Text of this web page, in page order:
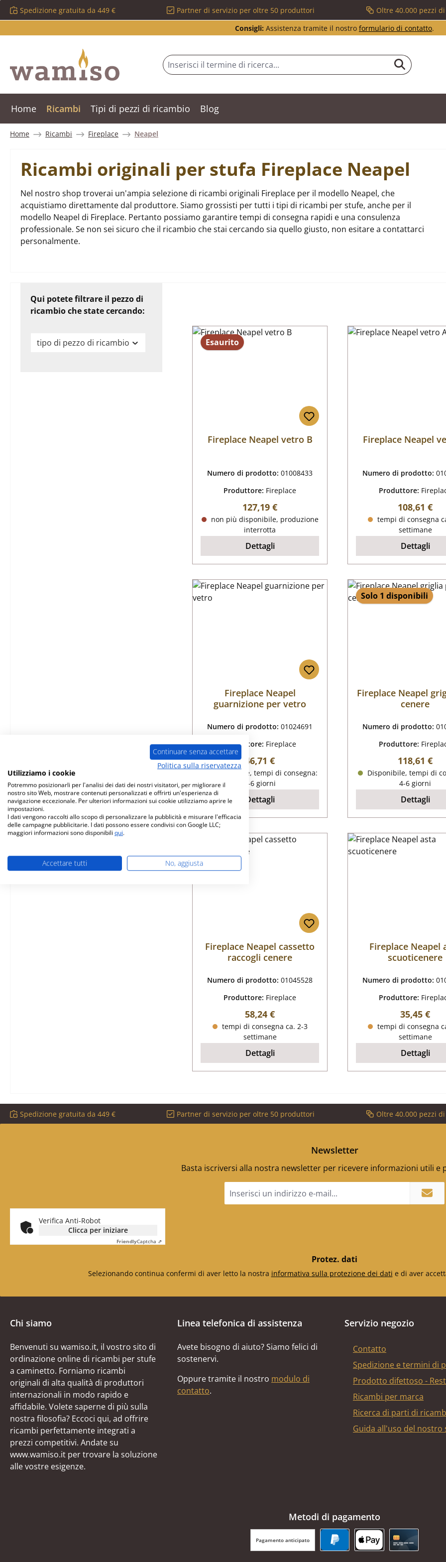
al contenuto principale
Salta alla ricerca
Passa alla navigazione principale
Spedizione gratuita da 449 € Partner di servizio per oltre 50 produttori Oltre 40.000 pezzi
Consigli: Assistenza tramite il nostro formulario di contatto.
Home Ricambi Tipi di pezzi di ricambio Blog
Home Ricambi Fireplace Neapel
Ricambi originali per stufa Fireplace Neapel
Nel nostro shop troverai un'ampia selezione di ricambi originali Fireplace per il modello Neapel, che
acquistiamo direttamente dal produttore. Siamo grossisti per tutti i tipi di ricambi per stufe, anche per il
modello Neapel di Fireplace. Pertanto possiamo garantire tempi di consegna rapidi e una consulenza
professionale. Se non sei sicuro che il ricambio che stai cercando sia quello giusto, non esitare a contattarci
personalmente.
Qui potete filtrare il pezzo di
ricambio che state cercando:
tipo di pezzo di ricambio Esaurito
Fireplace Neapel vetro B
Numero di prodotto:01008433
Produttore: Fireplace
Prezzo normale:
127,19 €
non più disponibile, produzione
interrotta
Dettagli
Fireplace Neapel
Numero di prodotto:
Produttore:
Prezzo
108,61 €
tempi di consegna
settimane
Dettagli
Fireplace Neapel
guarnizione per vetro
Numero di prodotto:01024691
Produttore: Fireplace
Prezzo normale:
46,71 €
Disponibile, tempi di consegna:
4-6 giorni
Dettagli
Solo 1 disponibili
Fireplace Neapel
cenere
Numero di prodotto:
Produttore:
Prezzo
118,61 €
Disponibile, tempi di
4-6 giorni
Dettagli
Fireplace Neapel cassetto
raccogli cenere
Numero di prodotto:01045528
Produttore: Fireplace
Prezzo normale:
58,24 €
tempi di consegna ca. 2-3
settimane
Dettagli
Fireplace Neapel
scuoticenere
Numero di prodotto:
Produttore:
Prezzo
35,45 €
tempi di consegna
settimane
Dettagli
Spedizione gratuita da 449 € Partner di servizio per oltre 50 produttori Oltre 40.000 pezzi
Newsletter
Basta iscriversi alla nostra newsletter per ricevere informazioni utili e
e-
Verifica Anti-Robot
Clicca per iniziare
FriendlyCaptcha ⇗
Protez. dati
Selezionando continua confermi di aver letto la nostra informativa sulla protezione dei dati e di aver
Chi siamo
Benvenuti su wamiso.it, il vostro sito di
ordinazione online di ricambi per stufe
a caminetto. Forniamo ricambi
originali di alta qualità di produttori
internazionali in modo rapido e
affidabile. Volete saperne di più sulla
nostra filosofia? Eccoci qui, ad offrire
ricambi perfettamente integrati a
prezzi competitivi. Andate su
www.wamiso.it per trovare la soluzione
alle vostre esigenze.
Linea telefonica di assistenza
Avete bisogno di aiuto? Siamo felici di
sostenervi.
Oppure tramite il nostro modulo di
contatto.
Servizio negozio
Contatto
Spedizione e termini di
Prodotto difettoso -
Ricambi per marca
Ricerca di parti di
Guida all'uso del nostro
Metodi di pagamento
Pagamento anticipato
Continuare senza accettare
Politica sulla riservatezza
Utilizziamo i cookie
Potremmo posizionarli per l'analisi dei dati dei nostri visitatori, per migliorare il
nostro sito Web, mostrare contenuti personalizzati e offrirti un'esperienza di
navigazione eccezionale. Per ulteriori informazioni sui cookie utilizziamo aprire le
impostazioni.
I dati vengono raccolti allo scopo di personalizzare la pubblicità e misurare l'efficacia
delle campagne pubblicitarie. I dati possono essere condivisi con Google LLC;
maggiori informazioni sono disponibili qui.
Accettare tutti No, aggiusta